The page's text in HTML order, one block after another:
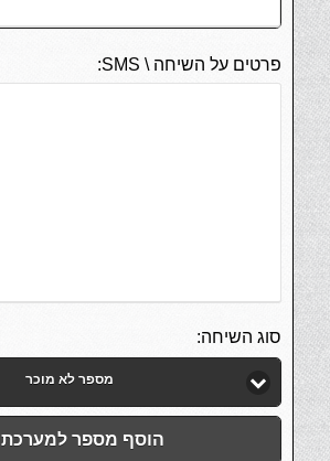
פרטים על השיחה \ SMS:
סוג השיחה:
מספר לא מוכר
הוסף מספר למערכת